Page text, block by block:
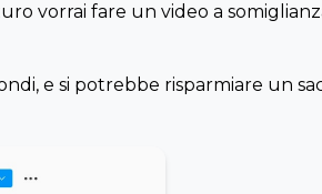
vorrai fare un video a
e si potrebbe risparmiare un